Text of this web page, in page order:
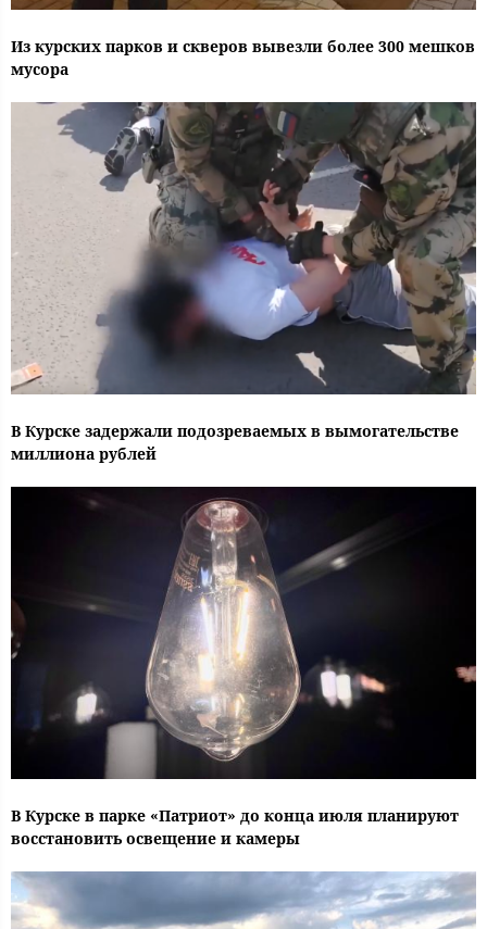
Из курских парков и скверов вывезли более 300 мешков
мусора
В Курске задержали подозреваемых в вымогательстве
миллиона рублей
В Курске в парке «Патриот» до конца июля планируют
восстановить освещение и камеры